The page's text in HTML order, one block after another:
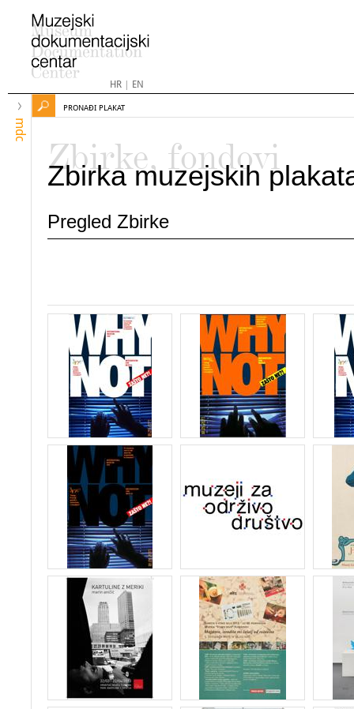
HR| EN
mdc
PRONAĐI PLAKAT
Zbirke, fondovi
Zbirka muzejskih
Pregled Zbirke